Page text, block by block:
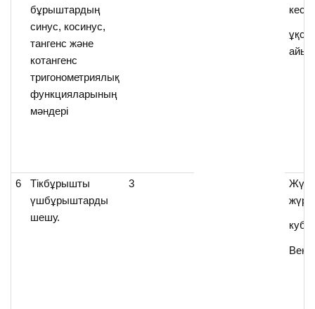
бұрыштардың
синус, косинус,
тангенс және
котангенс
тригонометриялық
функцияларының
мәндері
6
Тікбұрышты
үшбұрыштарды
шешу.
3